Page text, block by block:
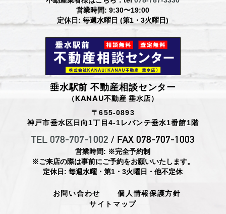
営業時間: 9:30〜19:00
定休日: 毎週水曜日 (第1・3火曜日)
垂水駅前 不動産相談センター
（KANAU不動産 垂水店）
〒655-0893
神戸市垂水区日向1丁目4-1レバンテ垂水1番館1階
TEL 078-707-1002 / FAX 078-707-1003
営業時間: ※完全予約制
※ご来店の際は事前にご予約をお願いいたします。
定休日: 毎週水曜・第1・3火曜日・他不定休
お問い合わせ
個人情報保護方針
サイトマップ